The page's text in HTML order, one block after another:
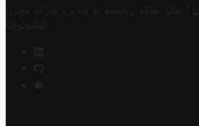
أعمال تملكه وتحتفظ به وتديره
شركة مخزن
التكنولوجيا